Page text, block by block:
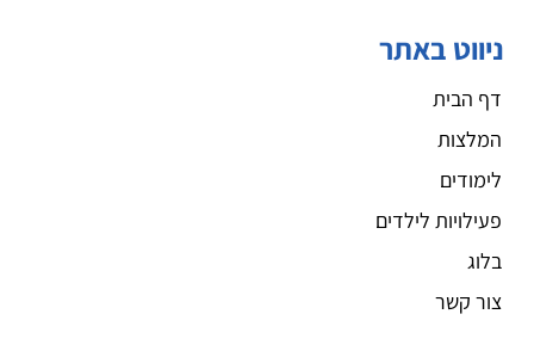
ניווט באתר
דף הבית
המלצות
לימודים
פעילויות לילדים
בלוג
צור קשר